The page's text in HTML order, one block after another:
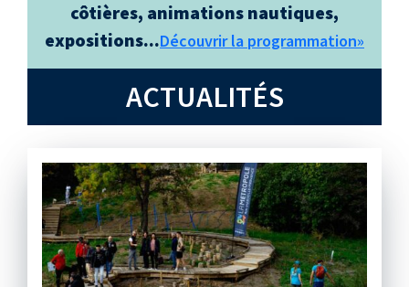
côtières, animations nautiques,
expositions...Découvrir la programmation»
ACTUALITÉS